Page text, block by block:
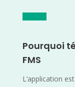
Pourquoi
FMS
L’application